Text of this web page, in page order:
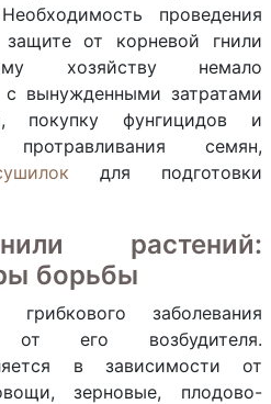
проведения
от корневой гнили
хозяйству немало
с вынужденными затратами
покупку фунгицидов и
семян,
для подготовки
растений:
борьбы
грибкового заболевания
от его возбудителя.
в зависимости от
зерновые, плодово-